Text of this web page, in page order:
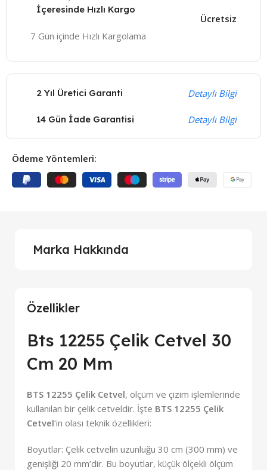
İçeresinde Hızlı Kargo
7 Gün içinde Hızlı Kargolama
Ücretsiz
2 Yıl Üretici Garanti Detaylı Bilgi
14 Gün İade Garantisi Detaylı Bilgi
Ödeme Yöntemleri:
Özellikler
Bts 12255 Çelik Cetvel 30
Cm 20 Mm
BTS 12255 Çelik Cetvel, ölçüm ve çizim işlemlerinde
kullanılan bir çelik cetveldir. İşte BTS 12255 Çelik
Cetvel‘in olası teknik özellikleri:
Boyutlar: Çelik cetvelin uzunluğu 30 cm (300 mm) ve
genişliği 20 mm’dir. Bu boyutlar, küçük ölçekli ölçüm
Marka Hakkında